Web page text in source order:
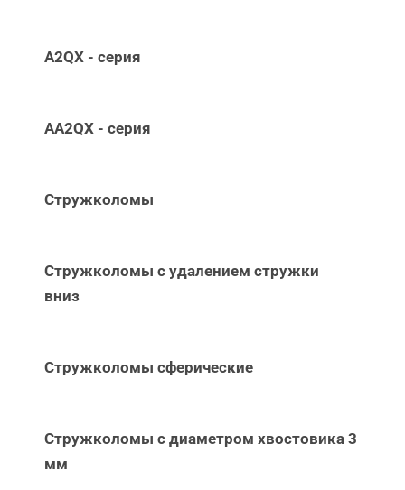
A2QX - серия
AA2QX - серия
Стружколомы
Стружколомы с удалением стружки
вниз
Стружколомы сферические
Стружколомы с диаметром хвостовика 3
мм